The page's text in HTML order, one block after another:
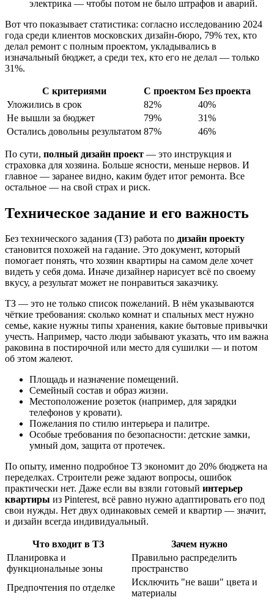
электрика — чтобы потом не было штрафов и аварий.
Вот что показывает статистика: согласно исследованию 2024
года среди клиентов московских дизайн-бюро, 79% тех, кто
делал ремонт с полным проектом, укладывались в
изначальный бюджет, а среди тех, кто его не делал — только
31%.
С критериями С проектом Без проекта
Уложились в срок
82%
40%
Не вышли за бюджет
79%
31%
Остались довольны результатом 87% 46%
По сути, полный дизайн проект — это инструкция и
страховка для хозяина. Больше ясности, меньше нервов. И
главное — заранее видно, каким будет итог ремонта. Все
остальное — на свой страх и риск.
Техническое задание и его важность
Без технического задания (ТЗ) работа по дизайн проекту
становится похожей на гадание. Это документ, который
помогает понять, что хозяин квартиры на самом деле хочет
видеть у себя дома. Иначе дизайнер нарисует всё по своему
вкусу, а результат может не понравиться заказчику.
ТЗ — это не только список пожеланий. В нём указываются
чёткие требования: сколько комнат и спальных мест нужно
семье, какие нужны типы хранения, какие бытовые привычки
учесть. Например, часто люди забывают указать, что им важна
раковина в постирочной или место для сушилки — и потом
об этом жалеют.
Площадь и назначение помещений.
Семейный состав и образ жизни.
Местоположение розеток (например, для зарядки
телефонов у кровати).
Пожелания по стилю интерьера и палитре.
Особые требования по безопасности: детские замки,
умный дом, защита от протечек.
По опыту, именно подробное ТЗ экономит до 20% бюджета на
переделках. Строители реже задают вопросы, ошибок
практически нет. Даже если вы взяли готовый интерьер
квартиры из Pinterest, всё равно нужно адаптировать его под
свои нужды. Нет двух одинаковых семей и квартир — значит,
и дизайн всегда индивидуальный.
Что входит в ТЗ
Зачем нужно
Планировка и
функциональные зоны
Правильно распределить
пространство
Предпочтения по отделке
Исключить "не ваши" цвета и
материалы